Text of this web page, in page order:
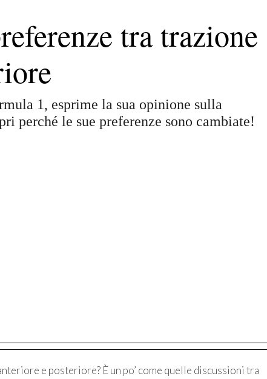
tra trazione
1, esprime la sua opinione sulla
perché le sue preferenze sono cambiate!
e posteriore? È un po’ come quelle discussioni tra